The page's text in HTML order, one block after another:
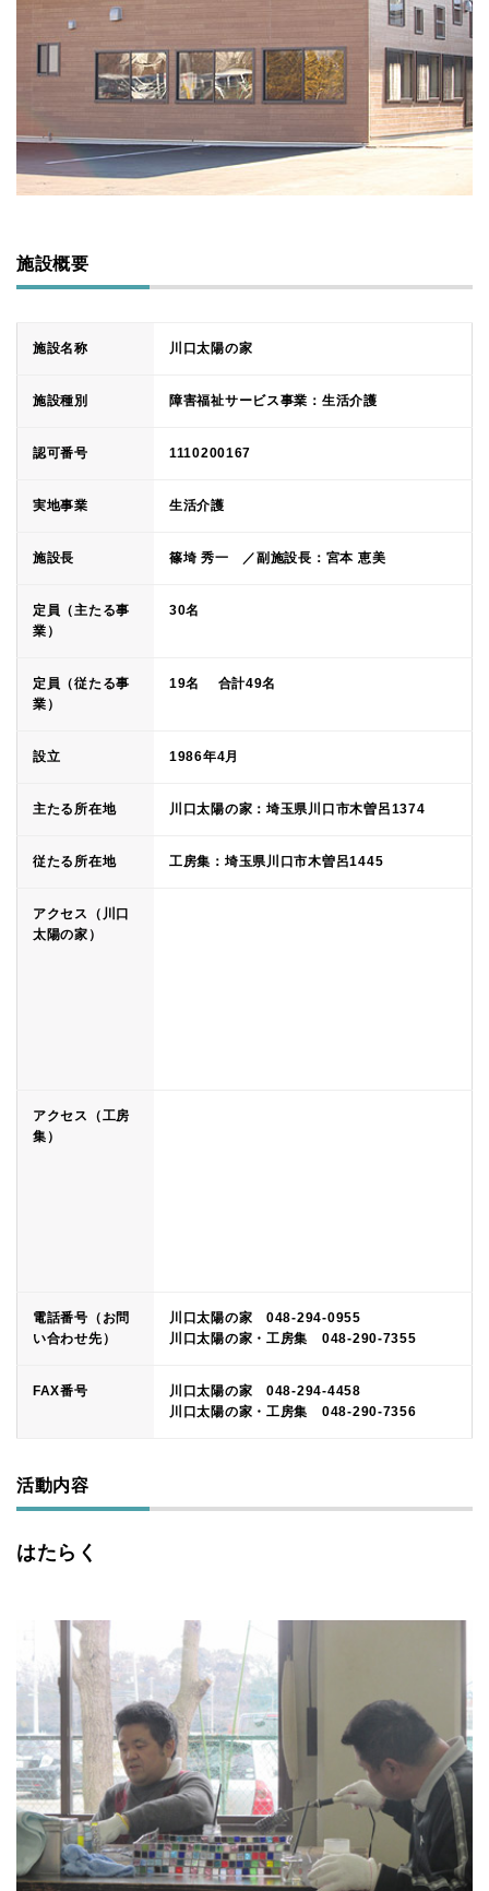
施設概要
施設名称 川口太陽の家
施設種別 障害福祉サービス事業：生活介護
認可番号 1110200167
実地事業 生活介護
施設長 篠埼 秀一 ／副施設長：宮本 恵美
定員（主たる事
業）
30名
定員（従たる事
業）
19名 合計49名
設立 1986年4月
主たる所在地 川口太陽の家：埼玉県川口市木曽呂1374
従たる所在地 工房集：埼玉県川口市木曽呂1445
アクセス（川口
太陽の家）
アクセス（工房
集）
電話番号（お問
い合わせ先）
川口太陽の家 048-294-0955
川口太陽の家・工房集 048-290-7355
FAX番号
川口太陽の家 048-294-4458
川口太陽の家・工房集 048-290-7356
活動内容
はたらく